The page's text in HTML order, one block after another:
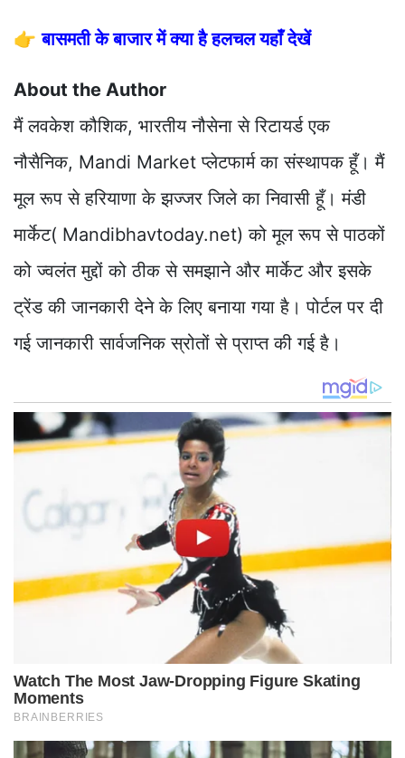
👉बासमती के बाजार में क्या है हलचल यहाँ देखें
About the Author
मैं लवकेश कौशिक, भारतीय नौसेना से रिटायर्ड एक
नौसैनिक, Mandi Market प्लेटफार्म का संस्थापक हूँ। मैं
मूल रूप से हरियाणा के झज्जर जिले का निवासी हूँ। मंडी
मार्केट( Mandibhavtoday.net) को मूल रूप से पाठकों
को ज्वलंत मुद्दों को ठीक से समझाने और मार्केट और इसके
ट्रेंड की जानकारी देने के लिए बनाया गया है। पोर्टल पर दी
गई जानकारी सार्वजनिक स्रोतों से प्राप्त की गई है।